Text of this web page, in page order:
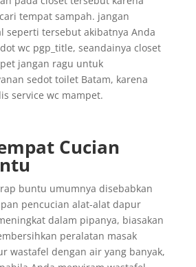
tempat sampah. jangan
seperti tersebut akibatnya Anda
wc pgp_title, seandainya closet
jangan ragu untuk
sedot toilet Batam, karena
service wc mampet.
Cucian
buntu umumnya disebabkan
pencucian alat-alat dapur
dalam pipanya, biasakan
peralatan masak
wastafel dengan air yang banyak,